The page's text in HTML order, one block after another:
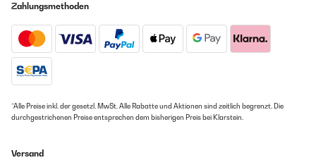
Zahlungsmethoden
*Alle Preise inkl. der gesetzl. MwSt. Alle Rabatte und Aktionen sind zeitlich begrenzt. Die
durchgestrichenen Preise entsprechen dem bisherigen Preis bei Klarstein.
Versand